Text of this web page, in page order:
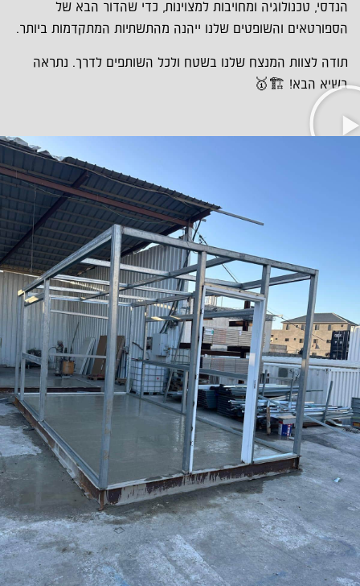
הנדסי, טכנולוגיה ומחויבות למצוינות, כדי שהדור הבא של
הספורטאים והשופטים שלנו ייהנה מהתשתיות המתקדמות ביותר.
תודה לצוות המנצח שלנו בשטח ולכל השותפים לדרך. נתראה
בשיא הבא! 🏗️🥇